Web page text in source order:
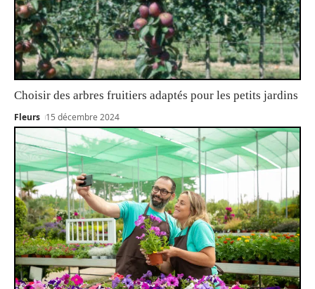
Choisir des arbres fruitiers adaptés pour les petits jardins
Fleurs 15 décembre 2024